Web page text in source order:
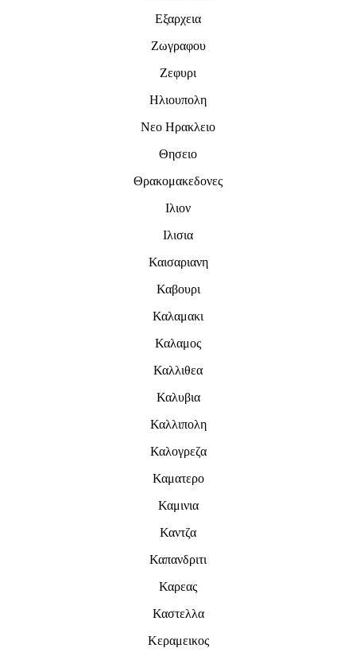
Εξαρχεια
Ζωγραφου
Ζεφυρι
Ηλιουπολη
Νεο Ηρακλειο
Θησειο
Θρακομακεδονες
Ιλιον
Ιλισια
Καισαριανη
Καβουρι
Καλαμακι
Καλαμος
Καλλιθεα
Καλυβια
Καλλιπολη
Καλογρεζα
Καματερο
Καμινια
Καντζα
Καπανδριτι
Καρεας
Καστελλα
Κεραμεικος